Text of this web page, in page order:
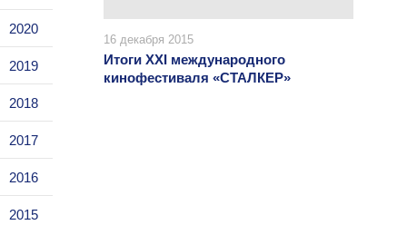
2020
2019
2018
2017
2016
2015
Итоги XXI международного
кинофестиваля «СТАЛКЕР»
16 декабря 2015